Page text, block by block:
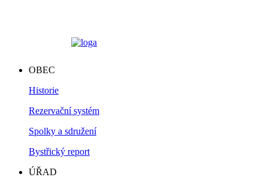
OBEC
Historie
Rezervační systém
Spolky a sdružení
Bystřický report
ÚŘAD